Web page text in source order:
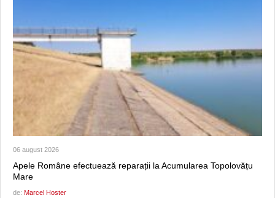
06 august 2026
Apele Române efectuează reparații la Acumularea Topolovățu
Mare
de: Marcel Hoster